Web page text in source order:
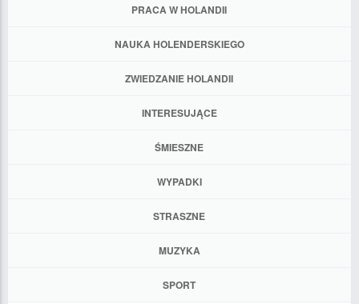
PRACA W HOLANDII
NAUKA HOLENDERSKIEGO
ZWIEDZANIE HOLANDII
INTERESUJĄCE
ŚMIESZNE
WYPADKI
STRASZNE
MUZYKA
SPORT